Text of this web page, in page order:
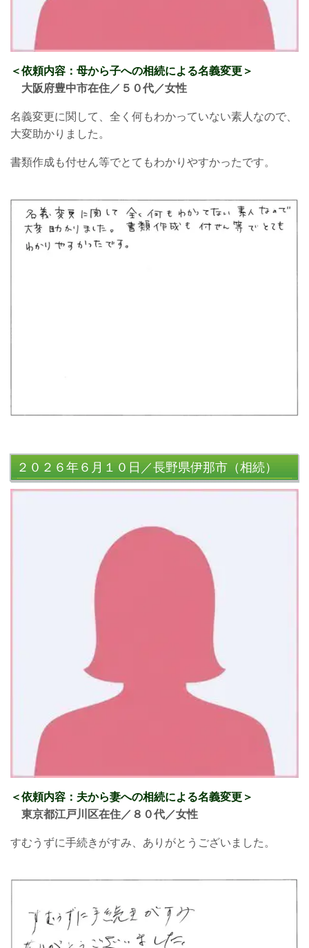
＜依頼内容：母から子への相続による名義変更 ＞
大阪府豊中市在住／５０代／女性
名義変更に関して、全く何もわかっていない素人なので、
大変助かりました。
書類作成も付せん等でとてもわかりやすかったです。
２０２６年６月１０日／長野県伊那市（相続）
＜依頼内容：夫から妻への相続による名義変更 ＞
東京都江戸川区在住／８０代／女性
すむうずに手続きがすみ、ありがとうございました。